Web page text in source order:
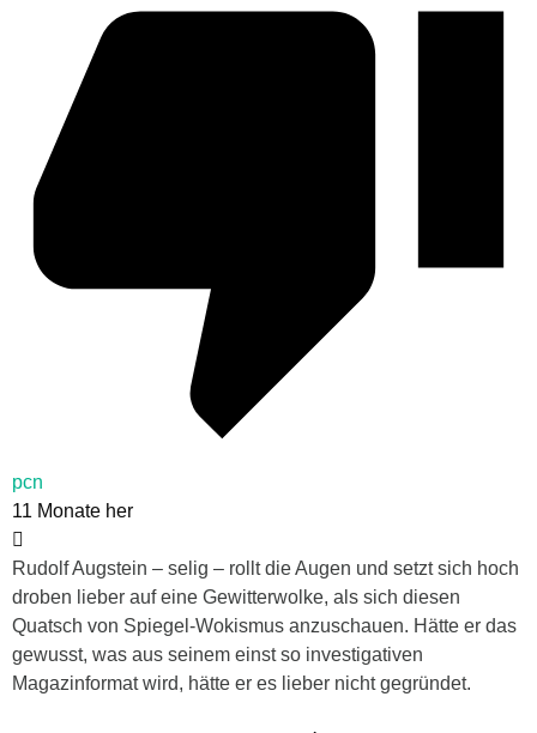
pcn
11 Monate her
Rudolf Augstein – selig – rollt die Augen und setzt sich hoch
droben lieber auf eine Gewitterwolke, als sich diesen
Quatsch von Spiegel-Wokismus anzuschauen. Hätte er das
gewusst, was aus seinem einst so investigativen
Magazinformat wird, hätte er es lieber nicht gegründet.